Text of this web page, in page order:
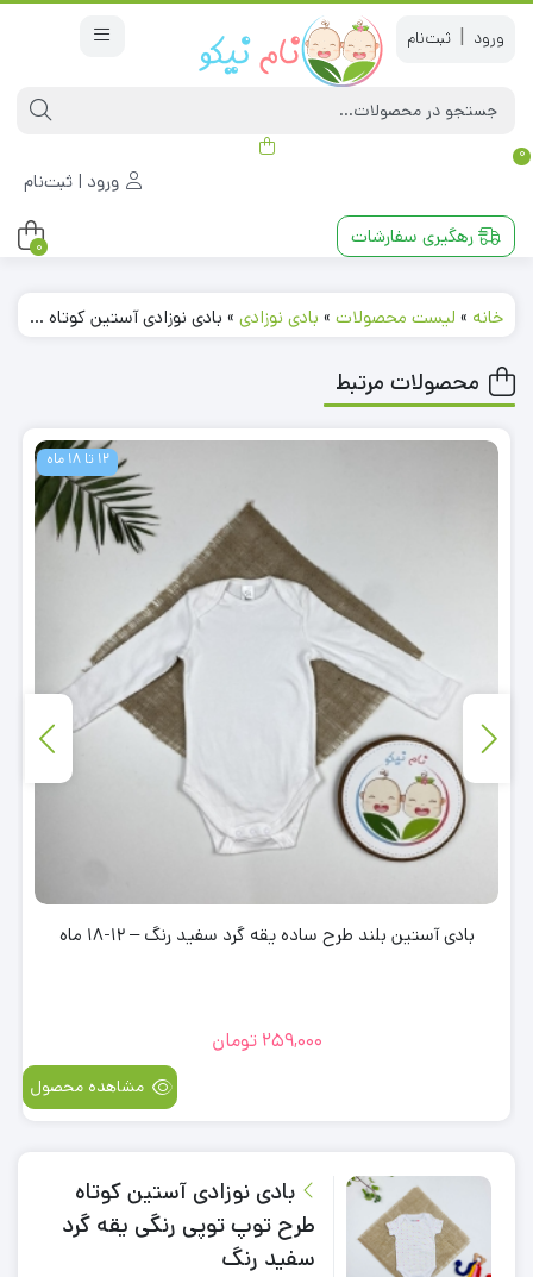
|
0
ورود | ثبت‌نام
رهگیری سفارشات 0
خانه » لیست محصولات » بادی نوزادی » بادی نوزادی آستین کوتاه طرح توپ توپی رنگی یقه گرد سفید رنگ
محصولات مرتبط
12 تا 18 ماه
بادی آستین بلند طرح ساده یقه گرد سفید رنگ – 12-18 ماه
259,000 تومان
مشاهده محصول
بادی نوزادی آستین کوتاه
طرح توپ توپی رنگی یقه گرد
سفید رنگ